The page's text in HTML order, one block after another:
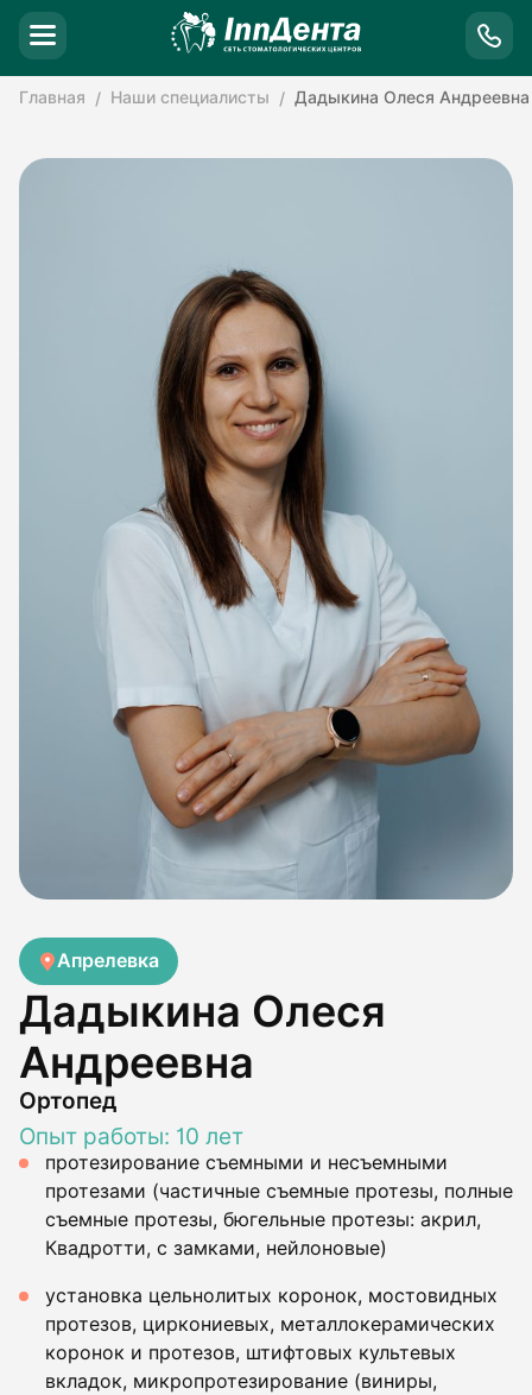
Главная Наши специалисты Дадыкина Олеся Андреевна
Апрелевка
Дадыкина Олеся
Андреевна
Ортопед
Опыт работы: 10 лет
протезирование съемными и несъемными
протезами (частичные съемные протезы, полные
съемные протезы, бюгельные протезы: акрил,
Квадротти, с замками, нейлоновые)
установка цельнолитых коронок, мостовидных
протезов, циркониевых, металлокерамических
коронок и протезов, штифтовых культевых
вкладок, микропротезирование (виниры,